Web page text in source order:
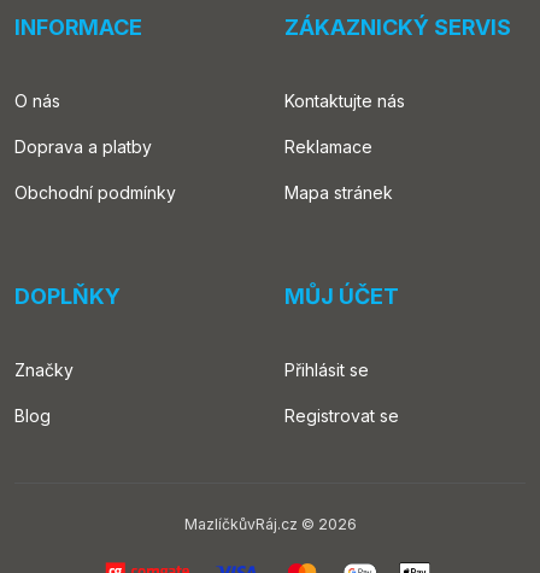
INFORMACE
O nás
Doprava a platby
Obchodní podmínky
ZÁKAZNICKÝ SERVIS
Kontaktujte nás
Reklamace
Mapa stránek
DOPLŇKY
Značky
Blog
MŮJ ÚČET
Přihlásit se
Registrovat se
MazlíčkůvRáj.cz © 2026